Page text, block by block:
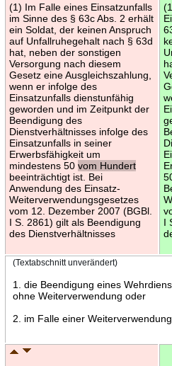
(1) Im Falle eines Einsatzunfalls
im Sinne des § 63c Abs. 2 erhält
ein Soldat, der keinen Anspruch
auf Unfallruhegehalt nach § 63d
hat, neben der sonstigen
Versorgung nach diesem
Gesetz eine Ausgleichszahlung,
wenn er infolge des
Einsatzunfalls dienstunfähig
geworden und im Zeitpunkt der
Beendigung des
Dienstverhältnisses infolge des
Einsatzunfalls in seiner
Erwerbsfähigkeit um
mindestens 50 vom Hundert
beeinträchtigt ist. Bei
Anwendung des Einsatz-
Weiterverwendungsgesetzes
vom 12. Dezember 2007 (BGBl.
I S. 2861) gilt als Beendigung
des Dienstverhältnisses
I
(Textabschnitt unverändert)
1. die Beendigung eines
ohne Weiterverwendung oder
2. im Falle einer